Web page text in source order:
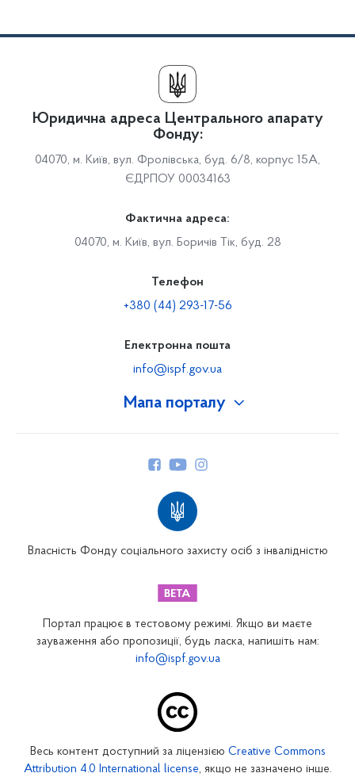
Мапа порталу
Закарпатське відділення
Запорізьке відділення
Кіровоградське відділення
Юридична адреса Центрального апарату
Фонду:
04070, м. Київ, вул. Фролівська, буд. 6/8, корпус 15А,
ЄДРПОУ 00034163
Фактична адреса:
04070, м. Київ, вул. Боричів Тік, буд. 28
Телефон
+380 (44) 293-17-56
Електронна пошта
info@ispf.gov.ua
Власність Фонду соціального захисту осіб з інвалідністю
Портал працює в тестовому режимі. Якщо ви маєте
зауваження або пропозиції, будь ласка, напишіть нам:
info@ispf.gov.ua
Весь контент доступний за ліцензією Creative Commons
Attribution 4.0 International license, якщо не зазначено інше.